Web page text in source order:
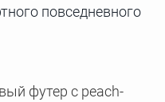
повседневного
футер с peach-